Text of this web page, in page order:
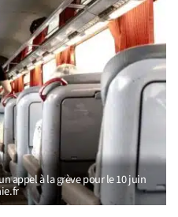
appel à la grève pour le 10 juin